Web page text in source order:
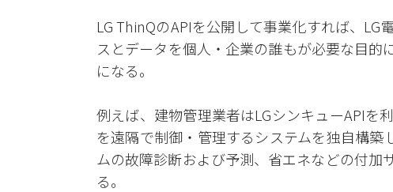
LG ThinQのAPIを公開して事業化すれば、
スとデータを個人・企業の誰もが必要な目
になる。
例えば、建物管理業者はLGシンキューAPIを
を遠隔で制御・管理するシステムを独自構築
ムの故障診断および予測、省エネなどの付加
る。